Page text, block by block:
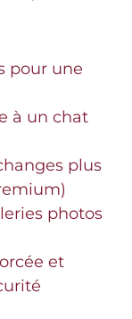
pour une
à un chat
plus
photos
et